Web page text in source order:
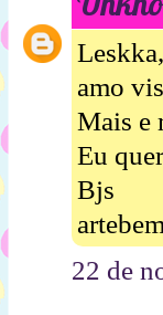
amo
Mais e
Eu
Bjs
22 de